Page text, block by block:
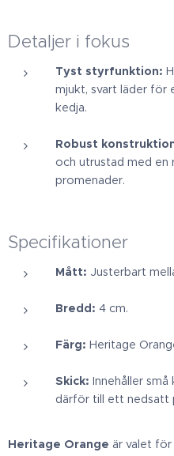
Detaljer i fokus
Tyst styrfunktion:
mjukt, svart läder för
kedja.
Robust
och utrustad med
promenader.
Specifikationer
Mått: Justerbart
Bredd: 4 cm.
Färg: Heritage
Skick: Innehåller
därför till ett nedsatt
Heritage Orange är valet